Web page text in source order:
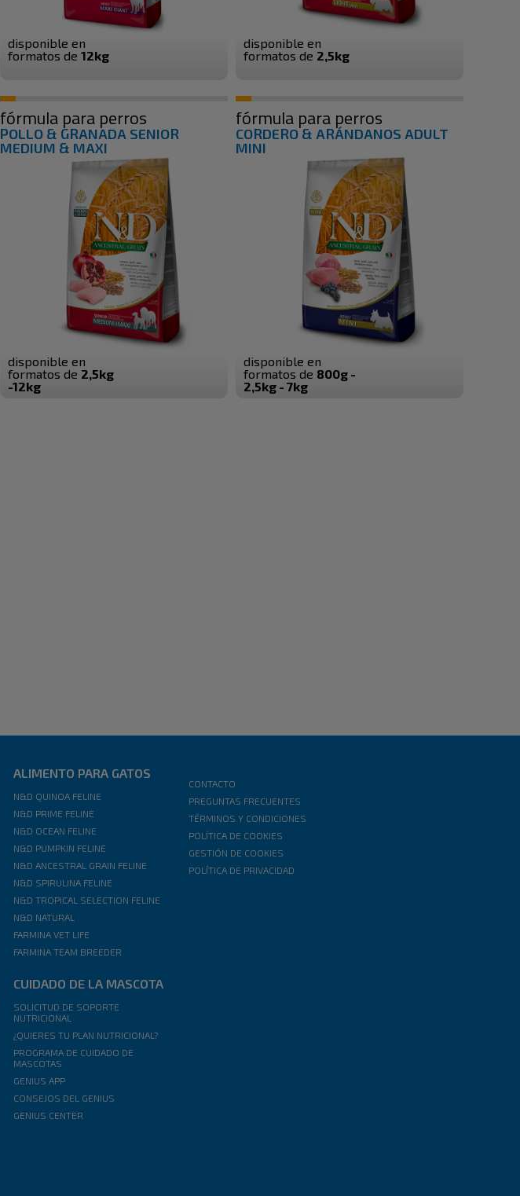
disponible en
formatos de 12kg
disponible en
formatos de 2,5kg
fórmula para perros
POLLO & GRANADA SENIOR
MEDIUM & MAXI
disponible en
formatos de 2,5kg
-12kg
fórmula para perros
CORDERO & ARÁNDANOS ADULT
MINI
disponible en
formatos de 800g -
2,5kg - 7kg
ALIMENTO PARA GATOS
N&D QUINOA FELINE
N&D PRIME FELINE
N&D OCEAN FELINE
N&D PUMPKIN FELINE
N&D ANCESTRAL GRAIN FELINE
N&D SPIRULINA FELINE
N&D TROPICAL SELECTION FELINE
N&D NATURAL
FARMINA VET LIFE
FARMINA TEAM BREEDER
CUIDADO DE LA MASCOTA
SOLICITUD DE SOPORTE
NUTRICIONAL
¿QUIERES TU PLAN NUTRICIONAL?
PROGRAMA DE CUIDADO DE
MASCOTAS
GENIUS APP
CONSEJOS DEL GENIUS
GENIUS CENTER
CONTACTO
PREGUNTAS FRECUENTES
TÉRMINOS Y CONDICIONES
POLÍTICA DE COOKIES
GESTIÓN DE COOKIES
POLÍTICA DE PRIVACIDAD